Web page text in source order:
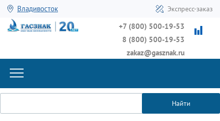
Владивосток Экспресс-заказ
+7 (800) 500-19-53
8 (800) 500-19-53
zakaz@gasznak.ru
Найти